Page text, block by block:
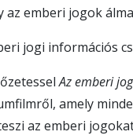
az emberi jogok
jogi információs
Az emberi
amely
az emberi